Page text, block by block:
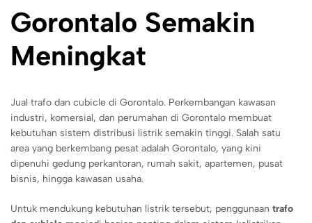
Gorontalo Semakin
Meningkat
Jual trafo dan cubicle di Gorontalo. Perkembangan kawasan
industri, komersial, dan perumahan di Gorontalo membuat
kebutuhan sistem distribusi listrik semakin tinggi. Salah satu
area yang berkembang pesat adalah Gorontalo, yang kini
dipenuhi gedung perkantoran, rumah sakit, apartemen, pusat
bisnis, hingga kawasan usaha.
Untuk mendukung kebutuhan listrik tersebut, penggunaan trafo